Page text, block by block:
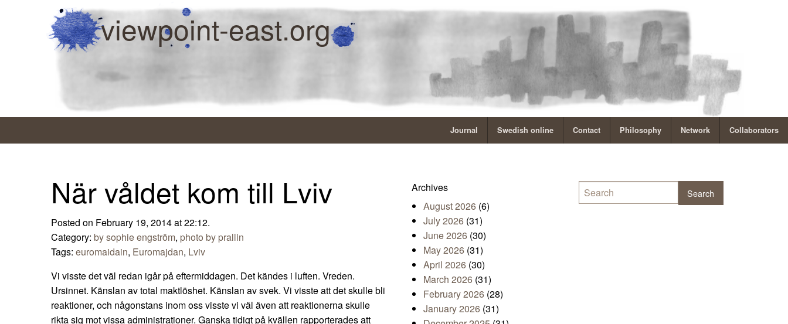
viewpoint-east.org
Journal Swedish online Contact Philosophy Network Collaborators
När våldet kom till Lviv
Posted on February 19, 2014 at 22:12.
Category: by sophie engström, photo by prallin
Tags: euromaidain, Euromajdan, Lviv
Vi visste det väl redan igår på eftermiddagen. Det kändes i luften. Vreden.
Ursinnet. Känslan av total maktlöshet. Känslan av svek. Vi visste att det skulle bli
reaktioner, och någonstans inom oss visste vi väl även att reaktionerna skulle
rikta sig mot vissa administrationer. Ganska tidigt på kvällen rapporterades att
Archives
August 2026 (6)
July 2026 (31)
June 2026 (30)
May 2026 (31)
April 2026 (30)
March 2026 (31)
February 2026 (28)
January 2026 (31)